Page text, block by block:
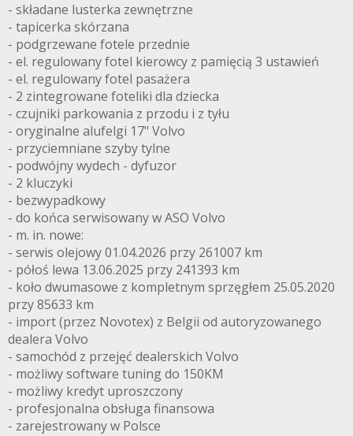
- składane lusterka zewnętrzne
- tapicerka skórzana
- podgrzewane fotele przednie
- el. regulowany fotel kierowcy z pamięcią 3 ustawień
- el. regulowany fotel pasażera
- 2 zintegrowane foteliki dla dziecka
- czujniki parkowania z przodu i z tyłu
- oryginalne alufelgi 17" Volvo
- przyciemniane szyby tylne
- podwójny wydech - dyfuzor
- 2 kluczyki
- bezwypadkowy
- do końca serwisowany w ASO Volvo
- m. in. nowe:
- serwis olejowy 01.04.2026 przy 261007 km
- półoś lewa 13.06.2025 przy 241393 km
- koło dwumasowe z kompletnym sprzęgłem 25.05.2020
przy 85633 km
- import (przez Novotex) z Belgii od autoryzowanego
dealera Volvo
- samochód z przejęć dealerskich Volvo
- możliwy software tuning do 150KM
- możliwy kredyt uproszczony
- profesjonalna obsługa finansowa
- zarejestrowany w Polsce